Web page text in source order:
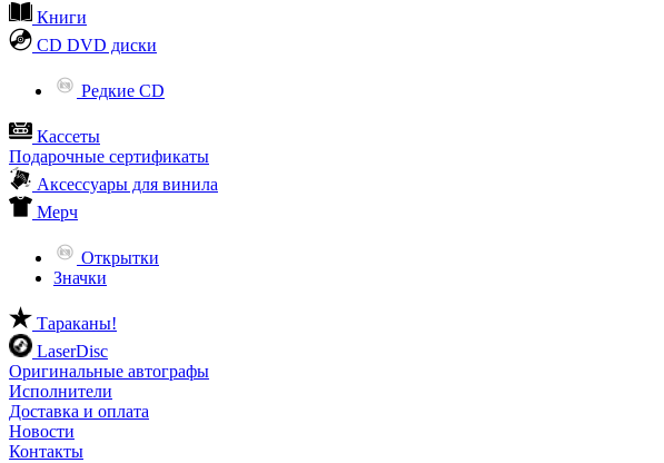
Книги
CD DVD диски
Редкие CD
Кассеты
Подарочные сертификаты
Аксессуары для винила
Мерч
Открытки
Значки
Тараканы!
LaserDisc
Оригинальные автографы
Исполнители
Доставка и оплата
Новости
Контакты